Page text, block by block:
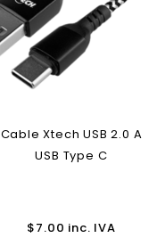
Cable Xtech USB 2.0 A
USB Type C
$7.00 inc. IVA